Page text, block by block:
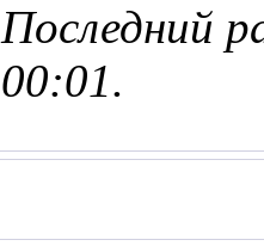
Последний
00:01.